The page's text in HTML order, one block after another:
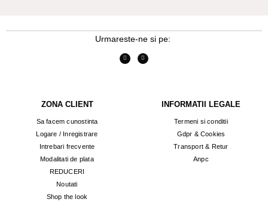
Urmareste-ne si pe:
ZONA CLIENT
Sa facem cunostinta
Logare / Inregistrare
Intrebari frecvente
Modalitati de plata
REDUCERI
Noutati
Shop the look
INFORMATII LEGALE
Termeni si conditii
Gdpr & Cookies
Transport & Retur
Anpc